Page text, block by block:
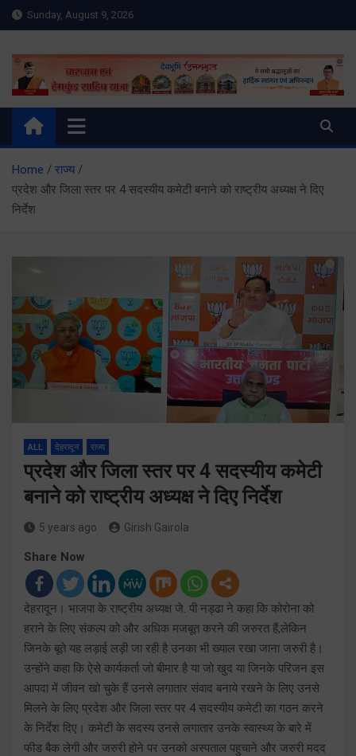
Skip
to
Sunday, August 9, 2026
Meru Raibar | Uttarakhand
News | Uttarkashi News
meruraibar.com
Home
राज्य
प्रदेश और जिला स्तर पर 4 सदस्यीय कमेटी बनाने को राष्ट्रीय अध्यक्ष ने दिए
निर्देश
ALL देहरादून राज्य
प्रदेश और जिला स्तर पर 4 सदस्यीय कमेटी
बनाने को राष्ट्रीय अध्यक्ष ने दिए निर्देश
5 years ago Girish Gairola
Share Now
देहरादून। भाजपा के राष्ट्रीय अध्यक्ष जे. पी नड्ढा ने कहा कि कोरोना को
हराने के लिए संकल्प को और अधिक मजबूत करने की जरुरत हैं,लेकिन
जिनके बूते यह लड़ाई लड़ी जा रही है उनका भी ख्याल रखा जाना जरुरी है।
उन्होंने कहा कि ऐसे कार्यकर्ता जो बीमार है या जो खुद या जिनके परिजन इस
आपदा में जीवन खो चुके हैं उनसे लगातार संवाद बनाये रखने के लिए उनसे
मिलने के लिए प्रदेश और जिला स्तर पर 4 सदस्यीय कमेटी का गठन करने
के निर्देश दिए। कमेटी के सदस्य उनसे लगातार उनके स्वास्थ्य के बारे में
फीड बैक लेगी और जरुरी होने पर उनको अस्पताल पहुचाने और जरुरी मदद